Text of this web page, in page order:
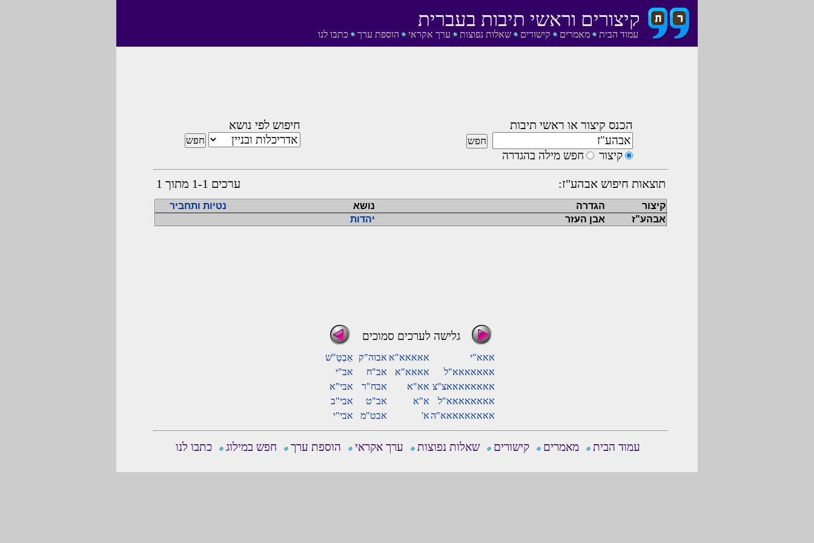
עמוד הבית מאמרים קישורים שאלות נפוצות ערך אקראי הוספת ערך כתבו לנו
קיצורים וראשי תיבות בעברית
הכנס קיצור או ראשי תיבות
קיצור חפש מילה בהגדרה
חיפוש לפי נושא
תוצאות חיפוש אבהע"ז: ערכים 1-1 מתוך 1
קיצור הגדרה נושא
נטיות ותחביר
אבהע"ז
אבן העזר יהדות
גלישה לערכים סמוכים
אאא"י אאאאא"א אבוה"ק
אַבְטָ"שׁ
אאאאאאא"ל
אאאא"א אב"ח
אב"י
אאאאאאאאצ"צ אא"א אבח"ר
אבי"א
אאאאאאאא"ל
א"א אב"ט
אבי"ב
אאאאאאאאא"הא' אבט"מ אבי"י
עמוד הבית מאמרים קישורים שאלות נפוצות ערך אקראי הוספת ערך חפש במילוג כתבו לנו